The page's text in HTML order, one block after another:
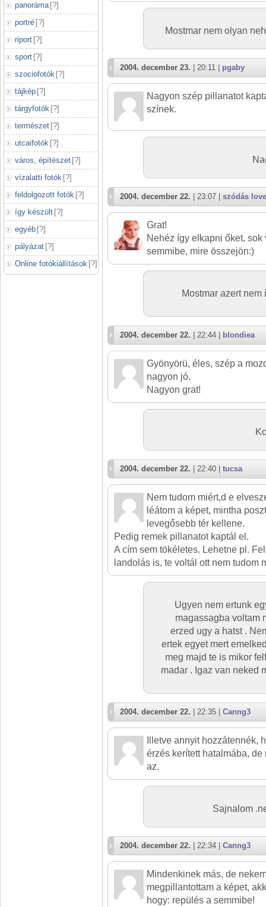
panoráma [?]
portré [?]
riport [?]
sport [?]
szociofotók [?]
tájkép [?]
tárgyfotók [?]
természet [?]
utcaifotók [?]
város, építészet [?]
vízalatti fotók [?]
feldolgozott fotók [?]
így készült [?]
egyéb [?]
pályázat [?]
Online fotókiállítások [?]
Mostmar nem olyan
2004. december 23. | 20:11 | pgaby
Nagyon szép pillanatot
színek.
2004. december 22. | 23:07 | szódás love
Grat!
Nehéz így elkapni őket,
semmibe, mire összejön:)
Mostmar azert
2004. december 22. | 22:44 | blondiea
Gyönyörü, éles, szép a
nagyon jó.
Nagyon grat!
2004. december 22. | 22:40 | tucsa
Nem tudom miért,d e
léátom a képet, mintha
levegősebb tér kellene.
Pedig remek pillanatot kaptál el.
A cím sem tökéletes. Lehetne pl.
landolás is, te voltál ott nem tudom
Ugyen nem ertunk
magassagba voltam
erzed ugy a hatst .
ertek egyet mert
meg majd te is mikor
madar . Igaz van neked
2004. december 22. | 22:35 | Canng3
Illetve annyit hozzátennék,
érzés kerített hatalmába,
az.
Sajnalom
2004. december 22. | 22:34 | Canng3
Mindenkinek más, de
megpillantottam a képet,
hogy: repülés a semmibe!